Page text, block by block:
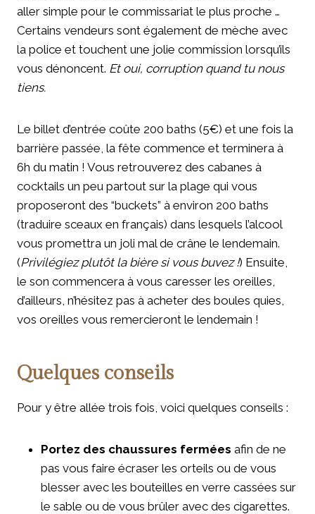
aller simple pour le commissariat le plus proche …
Certains vendeurs sont également de mèche avec
la police et touchent une jolie commission lorsqu’ils
vous dénoncent. Et oui, corruption quand tu nous
tiens.
Le billet d’entrée coûte 200 baths (5€) et une fois la
barrière passée, la fête commence et terminera à
6h du matin ! Vous retrouverez des cabanes à
cocktails un peu partout sur la plage qui vous
proposeront des “buckets” à environ 200 baths
(traduire sceaux en français) dans lesquels l’alcool
vous promettra un joli mal de crâne le lendemain.
(Privilégiez plutôt la bière si vous buvez !) Ensuite,
le son commencera à vous caresser les oreilles,
d’ailleurs, n’hésitez pas à acheter des boules quies,
vos oreilles vous remercieront le lendemain !
Quelques conseils
Pour y être allée trois fois, voici quelques conseils :
Portez des chaussures fermées afin de ne
pas vous faire écraser les orteils ou de vous
blesser avec les bouteilles en verre cassées sur
le sable ou de vous brûler avec des cigarettes.